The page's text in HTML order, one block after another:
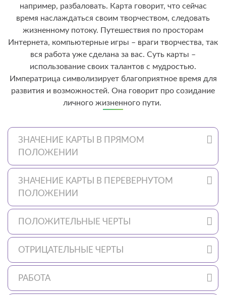
например, разбаловать. Карта говорит, что сейчас
время наслаждаться своим творчеством, следовать
жизненному потоку. Путешествия по просторам
Интернета, компьютерные игры – враги творчества, так
вся работа уже сделана за вас. Суть карты –
использование своих талантов с мудростью.
Императрица символизирует благоприятное время для
развития и возможностей. Она говорит про созидание
личного жизненного пути.
ЗНАЧЕНИЕ КАРТЫ В ПРЯМОМ
ПОЛОЖЕНИИ
ЗНАЧЕНИЕ КАРТЫ В ПЕРЕВЕРНУТОМ
ПОЛОЖЕНИИ
ПОЛОЖИТЕЛЬНЫЕ ЧЕРТЫ
ОТРИЦАТЕЛЬНЫЕ ЧЕРТЫ
РАБОТА